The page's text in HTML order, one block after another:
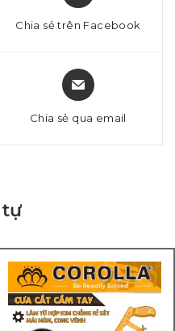
Chia sẻ trên Facebook
Chia sẻ qua email